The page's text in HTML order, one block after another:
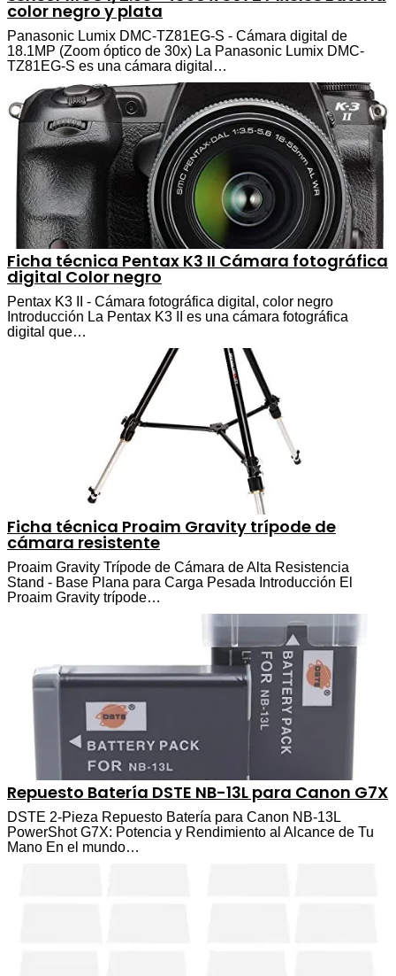
color negro y plata
Panasonic Lumix DMC-TZ81EG-S - Cámara digital de
18.1MP (Zoom óptico de 30x) La Panasonic Lumix DMC-
TZ81EG-S es una cámara digital…
Ficha técnica Pentax K3 II Cámara fotográfica
digital Color negro
Pentax K3 II - Cámara fotográfica digital, color negro
Introducción La Pentax K3 II es una cámara fotográfica
digital que…
Ficha técnica Proaim Gravity trípode de
cámara resistente
Proaim Gravity Trípode de Cámara de Alta Resistencia
Stand - Base Plana para Carga Pesada Introducción El
Proaim Gravity trípode…
Repuesto Batería DSTE NB-13L para Canon G7X
DSTE 2-Pieza Repuesto Batería para Canon NB-13L
PowerShot G7X: Potencia y Rendimiento al Alcance de Tu
Mano En el mundo…